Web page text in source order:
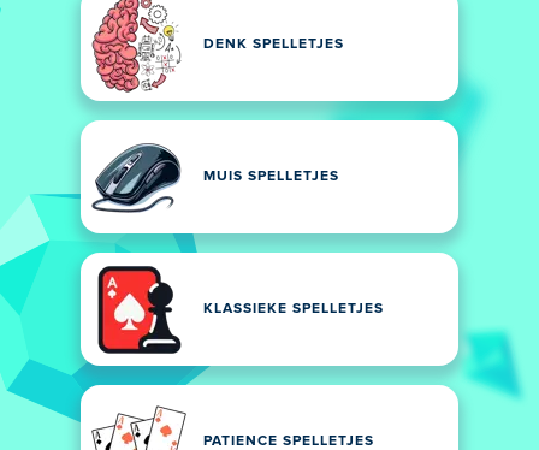
DENK SPELLETJES
MUIS SPELLETJES
KLASSIEKE SPELLETJES
PATIENCE SPELLETJES